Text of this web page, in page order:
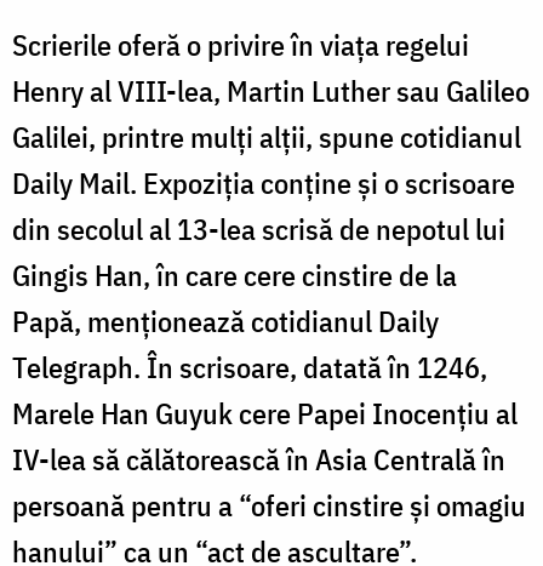
Scrierile oferă o privire în viaţa regelui
Henry al VIII-lea, Martin Luther sau Galileo
Galilei, printre mulţi alţii, spune cotidianul
Daily Mail. Expoziţia conţine şi o scrisoare
din secolul al 13-lea scrisă de nepotul lui
Gingis Han, în care cere cinstire de la
Papă, menţionează cotidianul Daily
Telegraph. În scrisoare, datată în 1246,
Marele Han Guyuk cere Papei Inocenţiu al
IV-lea să călătorească în Asia Centrală în
persoană pentru a “oferi cinstire şi omagiu
hanului” ca un “act de ascultare”.